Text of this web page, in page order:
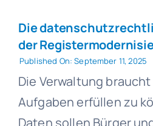
Die
der
Published On: September 11, 2025
Die Verwaltung
Aufgaben erfüllen zu
Daten sollen Bürger